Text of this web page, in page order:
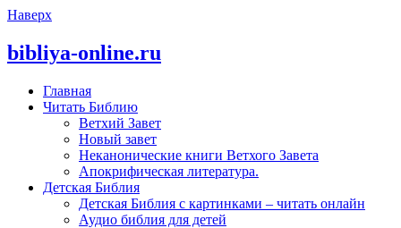
Наверх
bibliya-online.ru
Главная
Читать Библию
Ветхий Завет
Новый завет
Неканонические книги Ветхого Завета
Апокрифическая литература.
Детская Библия
Детская Библия с картинками – читать онлайн
Аудио библия для детей